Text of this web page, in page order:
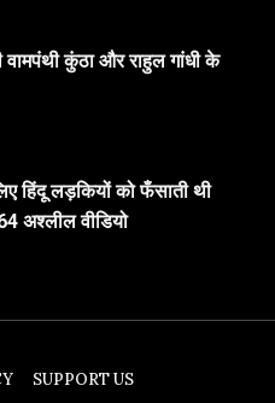
वामपंथी कुंठा और राहुल गांधी के
हिंदू लड़कियों को फँसाती थी
अश्लील वीडियो
SUPPORT US